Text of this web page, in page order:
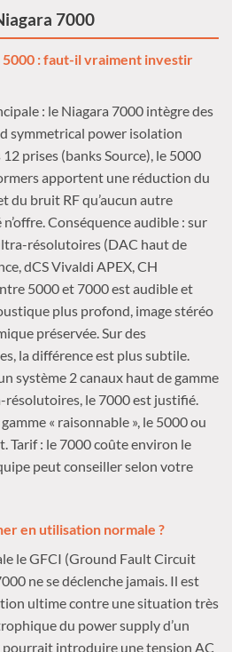
7000
5000 : faut-il vraiment investir
: le Niagara 7000 intègre des
symmetrical power isolation
prises (banks Source), le 5000
apportent une réduction du
du bruit RF qu’aucun autre
Conséquence audible : sur
résolutoires (DAC haut de
dCS Vivaldi APEX, CH
5000 et 7000 est audible et
plus profond, image stéréo
préservée. Sur des
la différence est plus subtile.
système 2 canaux haut de gamme
résolutoires, le 7000 est justifié.
« raisonnable », le 5000 ou
Tarif : le 7000 coûte environ le
peut conseiller selon votre
en utilisation normale ?
le GFCI (Ground Fault Circuit
ne se déclenche jamais. Il est
ultime contre une situation très
du power supply d’un
introduire une tension AC